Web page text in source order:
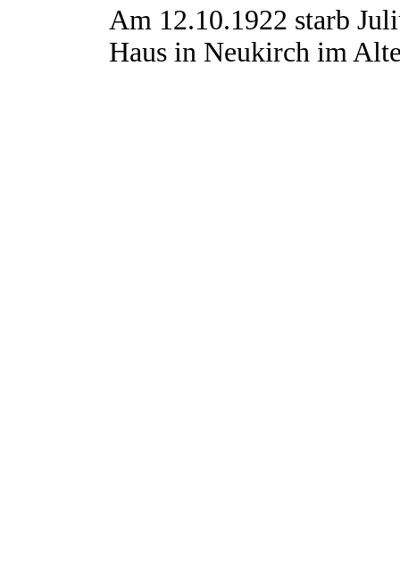
Am 12.10.1922 starb
Haus in Neukirch im